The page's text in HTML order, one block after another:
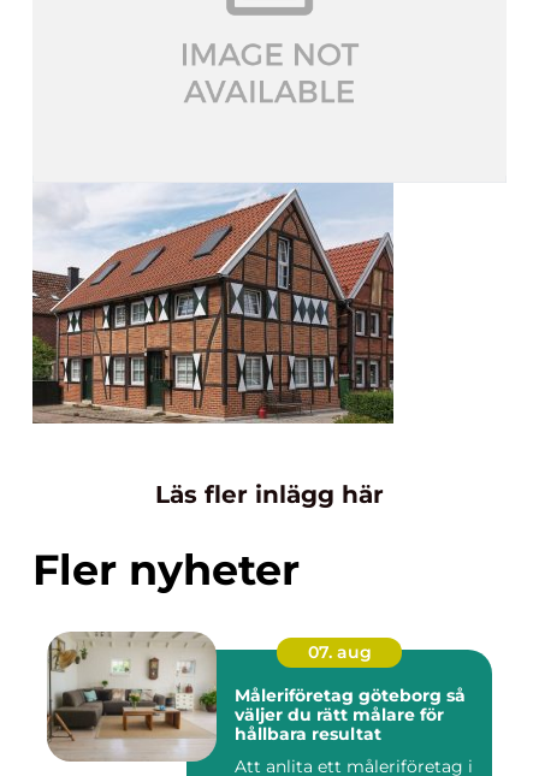
Läs fler inlägg här
Fler nyheter
07. aug
Måleriföretag göteborg så
väljer du rätt målare för
hållbara resultat
Att anlita ett måleriföretag i